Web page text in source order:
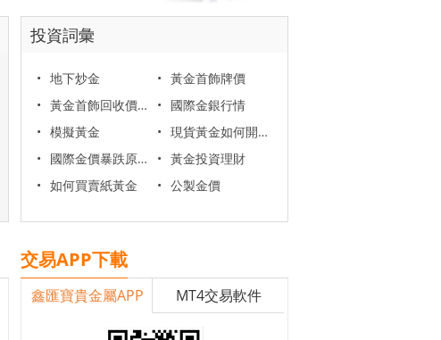
投資詞彙
• 地下炒金 • 黃金首飾牌價
•
黃金首飾回收價格 •
國際金銀行情
• 模擬黃金 •
現貨黃金如何開戶
•
國際金價暴跌原因 • 黃金投資理財
• 如何買賣紙黃金 • 公製金價
交易APP下載
鑫匯寶貴金屬APP MT4交易軟件